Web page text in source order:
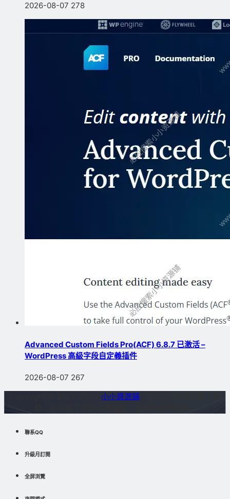
2026-08-07 278
Advanced Custom Fields Pro(ACF) 6.8.7 已激活 –
WordPress 高級字段自定義插件
2026-08-07 267
小小資源鋪
聯系QQ
升級月訂閱
全屏浏覽